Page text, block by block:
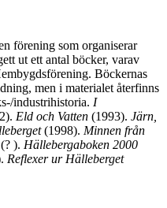
förening som organiserar
ut ett antal böcker, varav
Böckernas
men i materialet återfinns
industrihistoria. I
Eld och Vatten (1993). Järn,
(1998). Minnen från
). Hällebergaboken 2000
Reflexer ur Hälleberget